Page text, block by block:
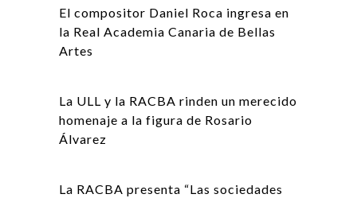
El compositor Daniel Roca ingresa en
la Real Academia Canaria de Bellas
Artes
La ULL y la RACBA rinden un merecido
homenaje a la figura de Rosario
Álvarez
La RACBA presenta “Las sociedades